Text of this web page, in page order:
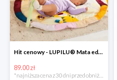
Hit cenowy - LUPILU® Mata edukacyjna dla niemowląt, 1 sztuka
89.00 zł
*najniższa cena z 30 dni przed obniżką